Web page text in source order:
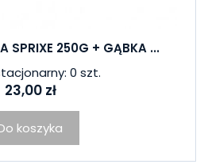
SPRIXE 250G + GĄBKA ...
0 szt.
23,00 zł
koszyka